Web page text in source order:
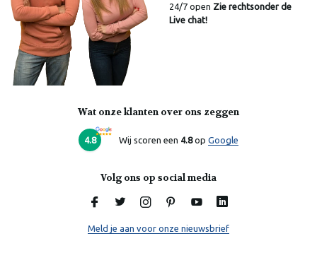
24/7 open Zie rechtsonder de
Live chat!
Wat onze klanten over ons zeggen
4.8 Wij scoren een 4.8op Google
Volg ons op social media
Meld je aan voor onze nieuwsbrief
Online